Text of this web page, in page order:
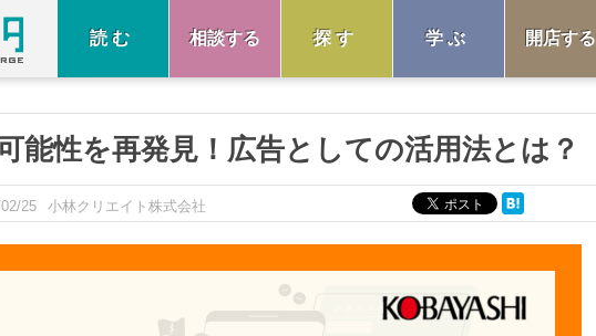
読む 相談する 探す 学ぶ 開店する
能性を再発見！広告としての活用法とは？
25 小林クリエイト株式会社